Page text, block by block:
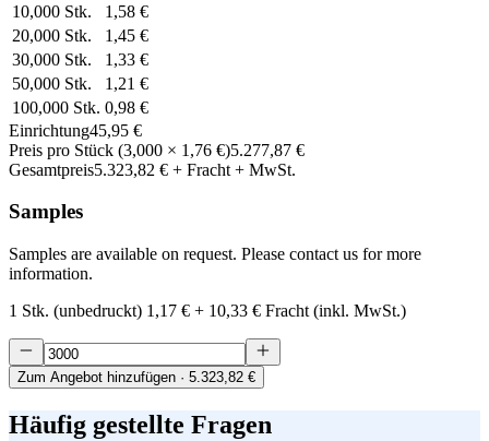
10,000 Stk.
1,58 €
20,000 Stk.
1,45 €
30,000 Stk.
1,33 €
50,000 Stk.
1,21 €
100,000 Stk. 0,98 €
Einrichtung45,95 €
Preis pro Stück (3,000 × 1,76 €)5.277,87 €
Gesamtpreis5.323,82 € + Fracht + MwSt.
Samples
Samples are available on request. Please contact us for more
information.
1 Stk. (unbedruckt) 1,17 € + 10,33 € Fracht (inkl. MwSt.)
Zum Angebot hinzufügen · 5.323,82 €
Häufig gestellte Fragen